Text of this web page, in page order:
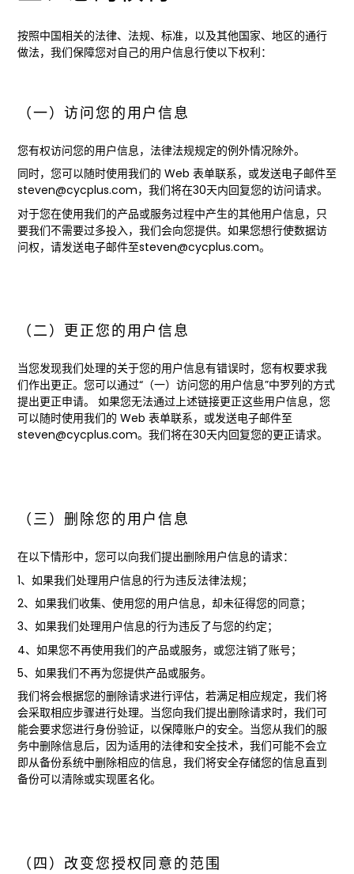
按照中国相关的法律、法规、标准，以及其他国家、地区的通行
做法，我们保障您对自己的用户信息行使以下权利：
（一）访问您的用户信息
您有权访问您的用户信息，法律法规规定的例外情况除外。
同时，您可以随时使用我们的 Web 表单联系，或发送电子邮件至
steven@cycplus.com，我们将在30天内回复您的访问请求。
对于您在使用我们的产品或服务过程中产生的其他用户信息，只
要我们不需要过多投入，我们会向您提供。如果您想行使数据访
问权，请发送电子邮件至steven@cycplus.com。
（二）更正您的用户信息
当您发现我们处理的关于您的用户信息有错误时，您有权要求我
们作出更正。您可以通过“（一）访问您的用户信息”中罗列的方式
提出更正申请。 如果您无法通过上述链接更正这些用户信息，您
可以随时使用我们的 Web 表单联系，或发送电子邮件至
steven@cycplus.com。我们将在30天内回复您的更正请求。
（三）删除您的用户信息
在以下情形中，您可以向我们提出删除用户信息的请求：
1、如果我们处理用户信息的行为违反法律法规；
2、如果我们收集、使用您的用户信息，却未征得您的同意；
3、如果我们处理用户信息的行为违反了与您的约定；
4、如果您不再使用我们的产品或服务，或您注销了账号；
5、如果我们不再为您提供产品或服务。
我们将会根据您的删除请求进行评估，若满足相应规定，我们将
会采取相应步骤进行处理。当您向我们提出删除请求时，我们可
能会要求您进行身份验证，以保障账户的安全。当您从我们的服
务中删除信息后，因为适用的法律和安全技术，我们可能不会立
即从备份系统中删除相应的信息，我们将安全存储您的信息直到
备份可以清除或实现匿名化。
（四）改变您授权同意的范围